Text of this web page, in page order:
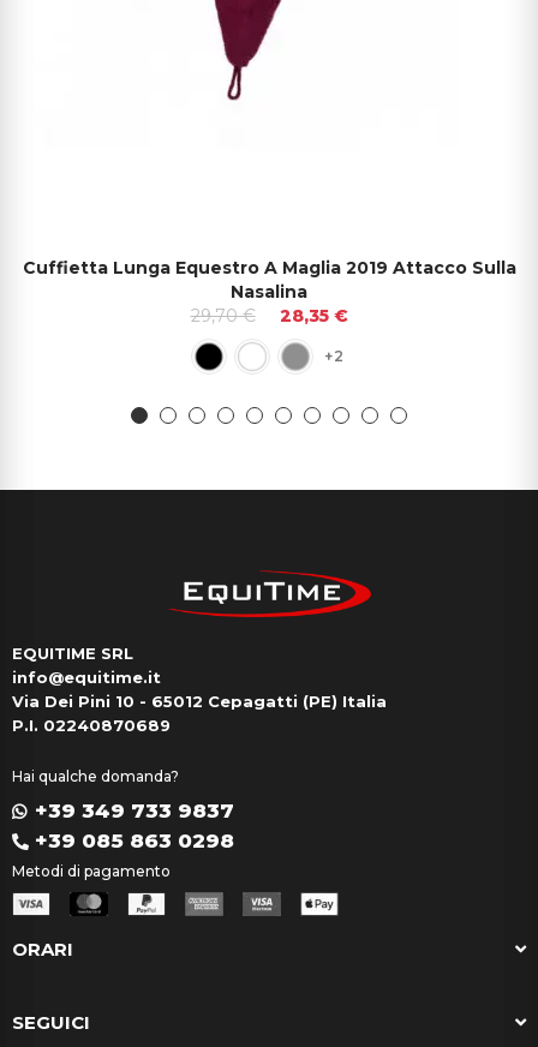
Cuffietta Lunga Equestro A Maglia 2019 Attacco Sulla
Nasalina
29,70 €
28,35 €
+2
EQUITIME SRL
info@equitime.it
Via Dei Pini 10 - 65012 Cepagatti (PE) Italia
P.I. 02240870689
Hai qualche domanda?
+39 349 733 9837
+39 085 863 0298
Metodi di pagamento
ORARI
SEGUICI